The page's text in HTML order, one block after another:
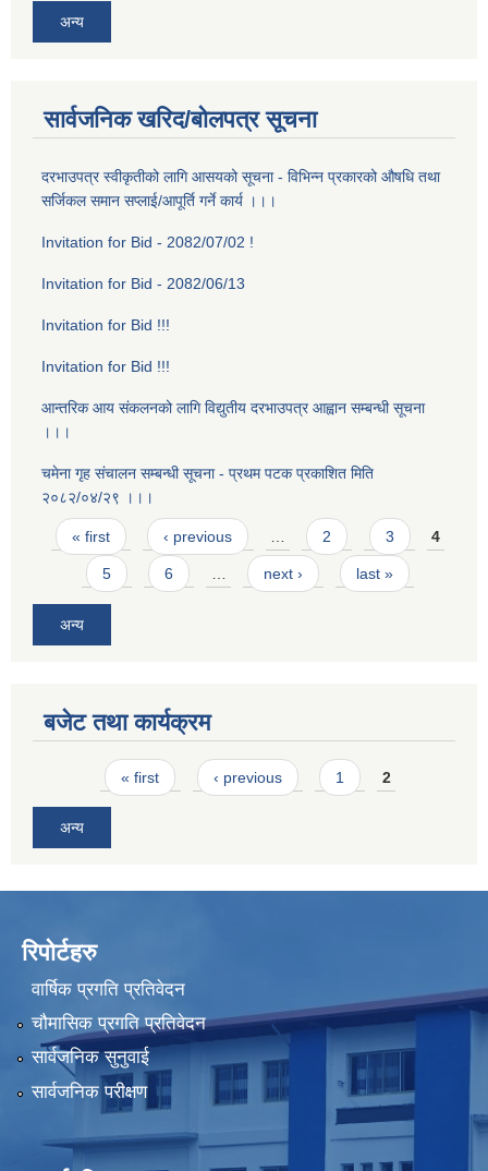
अन्य
सार्वजनिक खरिद/बोलपत्र सूचना
दरभाउपत्र स्वीकृतीको लागि आसयको सूचना - विभिन्न प्रकारको औषधि तथा
सर्जिकल समान सप्लाई/आपूर्ति गर्ने कार्य ।।।
Invitation for Bid - 2082/07/02 !
Invitation for Bid - 2082/06/13
Invitation for Bid !!!
Invitation for Bid !!!
आन्तरिक आय संकलनको लागि विद्युतीय दरभाउपत्र आह्वान सम्बन्धी सूचना
।।।
चमेना गृह स‌ंचालन सम्बन्धी सूचना - प्रथम पटक प्रकाशित मिति
२०८२/०४/२९ ।।।
Pages
« first ‹ previous … 2 3 4
5 6 … next › last »
अन्य
बजेट तथा कार्यक्रम
Pages« first ‹ previous 1 2
अन्य
रिपोर्टहरु
वार्षिक प्रगति प्रतिवेदन
चौमासिक प्रगति प्रतिवेदन
सार्वजनिक सुनुवाई
सार्वजनिक परीक्षण